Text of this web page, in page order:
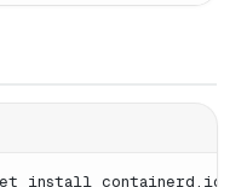
install containerd.io -